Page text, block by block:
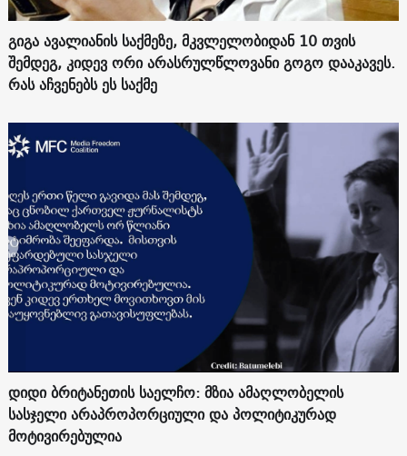
გიგა ავალიანის საქმეზე, მკვლელობიდან 10 თვის
შემდეგ, კიდევ ორი არასრულწლოვანი გოგო დააკავეს.
რას აჩვენებს ეს საქმე
დიდი ბრიტანეთის საელჩო: მზია ამაღლობელის
სასჯელი არაპროპორციული და პოლიტიკურად
მოტივირებულია